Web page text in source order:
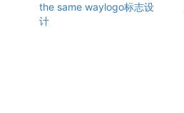
the same waylogo标志设
计